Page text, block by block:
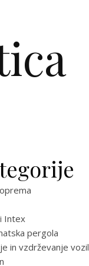
Intex
pergola
in vzdrževanje vozil